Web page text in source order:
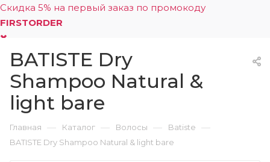
Скидка 5% на первый заказ по промокоду
FIRSTORDER
0
BATISTE Dry
Shampoo Natural &
light bare
Главная — Каталог — Волосы — Batiste —
BATISTE Dry Shampoo Natural & light bare